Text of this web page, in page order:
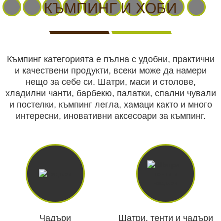
КАМЕРИ
НА
ЖИВО
ЗА
ВИДЕОНАБЛЮДЕНИЕ
ЛОВНИ
КУЧЕТА
ЛОВНО
ОБОРУДВАНЕ
САМОЗАЩИТА
КЪМПИНГ
И ХОБИ
ЛОВНО
ОБЛЕКЛО
БЕЗОПАСТНОСТ
И
СИГУРНОСТ
КАМЕРИ
И
АКУМУЛАТОРИ
СОЛАРНИ
ПАНЕЛИВИЖДАНЕ
видеонаблюдение
Хранилки
Чакала
Ловни кучета
Самозащита
Къмпинг и хоби
Ловно облекло
КЪМПИНГ И ХОБИ
Къмпинг категорията е пълна с удобни, практични
и качествени продукти, всеки може да намери
нещо за себе си. Шатри, маси и столове,
хладилни чанти, барбекю, палатки, спални чували
и постелки, къмпинг легла, хамаци както и много
интересни, иновативни аксесоари за къмпинг.
Чадъри Шатри, тенти и чадъри